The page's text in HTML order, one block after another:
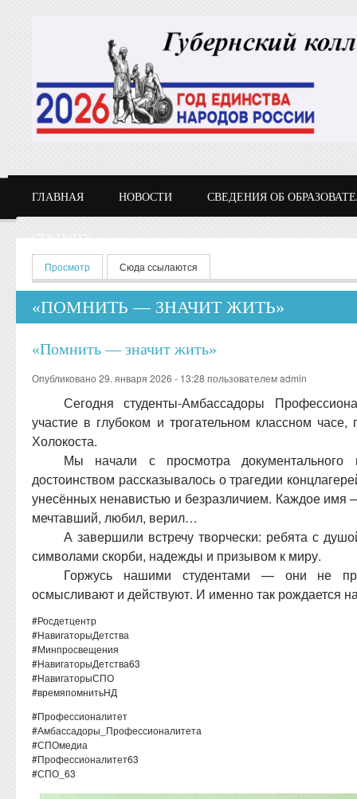
ГЛАВНАЯ НОВОСТИ СВЕДЕНИЯ ОБ
СТУДЕНТУ
Главные вкладки
Просмотр (активная вкладка)
Сюда ссылаются
«ПОМНИТЬ — ЗНАЧИТ ЖИТЬ»
«Помнить — значит жить»
Опубликовано 29. января 2026 - 13:28 пользователемadmin
Сегодня студенты-Амбассадоры
участие в глубоком и трогательном классном
Холокоста.
Мы начали с просмотра
достоинством рассказывалось о трагедии
унесённых ненавистью и безразличием. Каждое имя
мечтавший, любил, верил…
А завершили встречу творчески: ребята с
символами скорби, надежды и призывом к миру.
Горжусь нашими студентами — они не
осмысливают и действуют. И именно так рождается
#Росдетцентр
#НавигаторыДетства
#Минпросвещения
#НавигаторыДетства63
#НавигаторыСПО
#времяпомнитьНД
#Профессионалитет
#Амбассадоры_Профессионалитета
#СПОмедиа
#Профессионалитет63
#СПО_63